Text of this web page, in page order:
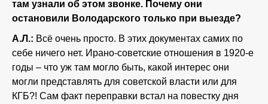
там узнали об этом звонке. Почему они
остановили Володарского только при выезде?
А.Л.: Всё очень просто. В этих документах самих по
себе ничего нет. Ирано-советские отношения в 1920-е
годы – что уж там могло быть, какой интерес они
могли представлять для советской власти или для
КГБ?! Сам факт переправки встал на повестку дня